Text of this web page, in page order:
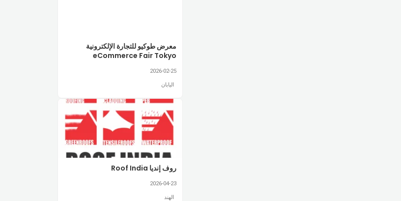
معرض طوكيو للتجارة الإلكترونية
eCommerce Fair Tokyo
2026-02-25
اليابان
روف إنديا Roof India
2026-04-23
الهند